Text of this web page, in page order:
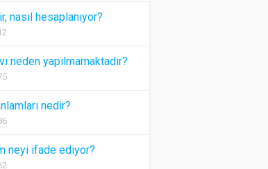
nasıl hesaplanıyor?
neden yapılmamaktadır?
nedir?
neyi ifade ediyor?